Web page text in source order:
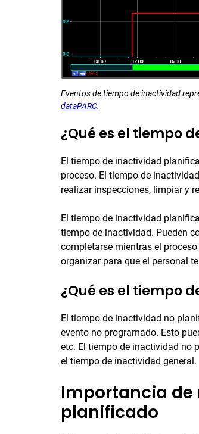
Eventos de tiempo de inactividad
dataPARC.
¿Qué es el tiempo
El tiempo de inactividad
proceso. El tiempo de
realizar inspecciones, limpiar y
El tiempo de inactividad
tiempo de inactividad. Pueden
completarse mientras el
organizar para que el personal
¿Qué es el tiempo
El tiempo de inactividad no
evento no programado. Esto
etc. El tiempo de inactividad no
el tiempo de inactividad general.
Importancia
planificado